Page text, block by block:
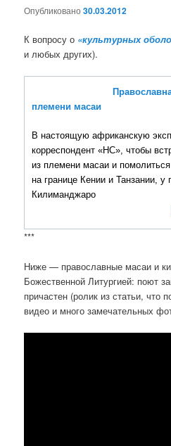
Опубликовано30.03.2012
К вопросу о «культурных
и любых других).
племени масаи
В настоящую африканскую
корреспондент «НС», чтобы
из племени масаи и
на границе Кении и Танзании, у
Килиманджаро
***
Ниже — православные масаи и
Божественной Литургией: поют
причастен (ролик из статьи,
видео и много замечательных